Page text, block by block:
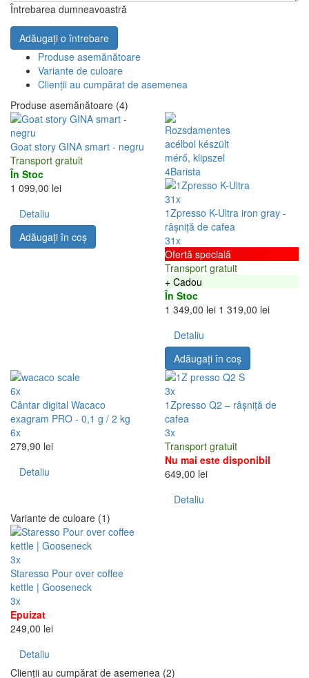
Întrebarea dumneavoastră
Adăugați o întrebare
Produse asemănătoare
Variante de culoare
Clienții au cumpărat de asemenea
Produse asemănătoare (4)
Goat story GINA smart - negru
Transport gratuit
În Stoc
1 099,00 lei
Detaliu
Adăugați în coş
31x
1Zpresso K-Ultra iron gray -
râșniță de cafea
31x
Ofertă specială
Transport gratuit
+ Cadou
În Stoc
1 349,00 lei 1 319,00 lei
Detaliu
Adăugați în coş
6x
Cântar digital Wacaco
exagram PRO - 0,1 g / 2 kg
6x
279,90 lei
Detaliu
3x
1Zpresso Q2 – râșniță de
cafea
3x
Transport gratuit
Nu mai este disponibil
649,00 lei
Detaliu
Variante de culoare (1)
3x
Staresso Pour over coffee
kettle | Gooseneck
3x
Epuizat
249,00 lei
Detaliu
Clienții au cumpărat de asemenea (2)